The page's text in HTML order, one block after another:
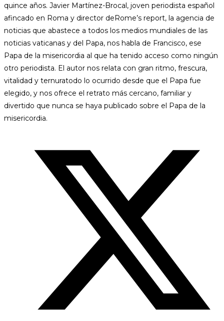
quince años. Javier Martínez-Brocal, joven periodista español
afincado en Roma y director deRome’s report, la agencia de
noticias que abastece a todos los medios mundiales de las
noticias vaticanas y del Papa, nos habla de Francisco, ese
Papa de la misericordia al que ha tenido acceso como ningún
otro periodista. El autor nos relata con gran ritmo, frescura,
vitalidad y ternuratodo lo ocurrido desde que el Papa fue
elegido, y nos ofrece el retrato más cercano, familiar y
divertido que nunca se haya publicado sobre el Papa de la
misericordia.